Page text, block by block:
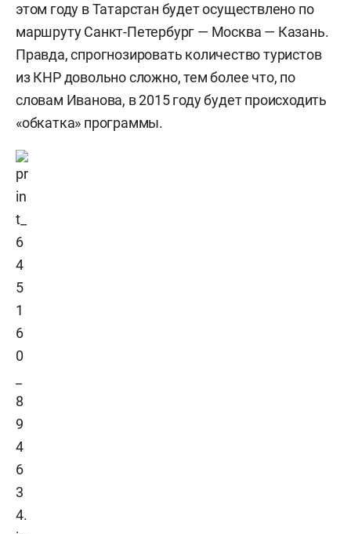
этом году в Татарстан будет осуществлено по
маршруту Санкт-Петербург — Москва — Казань.
Правда, спрогнозировать количество туристов
из КНР довольно сложно, тем более что, по
словам Иванова, в 2015 году будет происходить
«обкатка» программы.